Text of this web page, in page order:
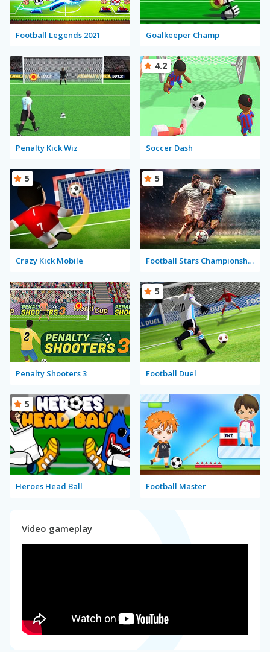
Football Legends 2021 Goalkeeper Champ
Penalty Kick Wiz Soccer Dash
4.2
Crazy Kick Mobile
5
Football Stars Championship
5
Penalty Shooters 3 Football Duel
5
Heroes Head Ball
5
Football Master
Video gameplay